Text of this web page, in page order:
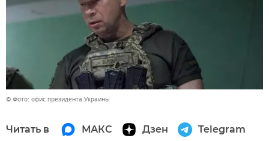
© Фото: офис президента Украины
Читать в МАКС Дзен Telegram